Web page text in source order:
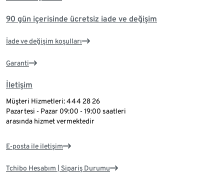
90 gün içerisinde ücretsiz iade ve değişim
İade ve değişim koşulları
Garanti
İletişim
Müşteri Hizmetleri: 444 28 26
Pazartesi - Pazar 09:00 - 19:00 saatleri
arasında hizmet vermektedir
E-posta ile iletişim
Tchibo Hesabım | Sipariş Durumu